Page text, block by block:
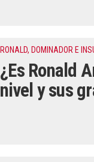
RONALD, DOMINADOR E
¿Es Ronald
nivel y sus